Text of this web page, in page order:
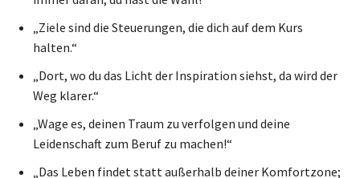
„Ziele sind die Steuerungen, die dich auf dem Kurs
halten.“
„Dort, wo du das Licht der Inspiration siehst, da wird der
Weg klarer.“
„Wage es, deinen Traum zu verfolgen und deine
Leidenschaft zum Beruf zu machen!“
„Das Leben findet statt außerhalb deiner Komfortzone;